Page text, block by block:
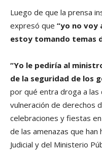
Luego de que la prensa
expresó que “yo no voy
estoy tomando temas
“Yo le pediría al
de la seguridad de los
por qué entra droga a las
vulneración de derechos
celebraciones y fiestas
de las amenazas que
Judicial y del Ministerio